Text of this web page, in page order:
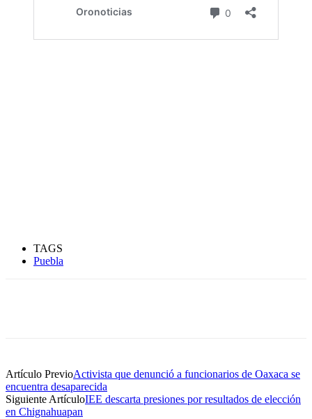
TAGS
Puebla
Artículo PrevioActivista que denunció a funcionarios de Oaxaca se
encuentra desaparecida
Siguiente ArtículoIEE descarta presiones por resultados de elección
en Chignahuapan